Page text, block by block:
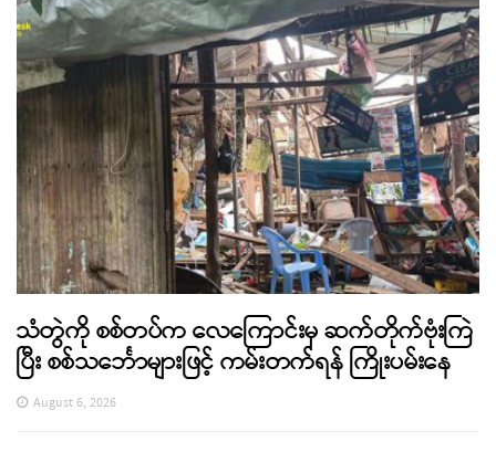
သံတွဲကို စစ်တပ်က လေကြောင်းမှ ဆက်တိုက်ဗုံးကြဲ
ပြီး စစ်သင်္ဘောများဖြင့် ကမ်းတက်ရန် ကြိုးပမ်းနေ
August 6, 2026